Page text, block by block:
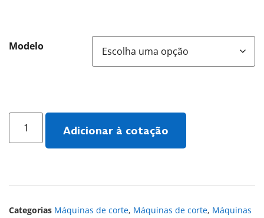
Modelo
Adicionar à cotação
Categorias Máquinas de corte, Máquinas de corte, Máquinas